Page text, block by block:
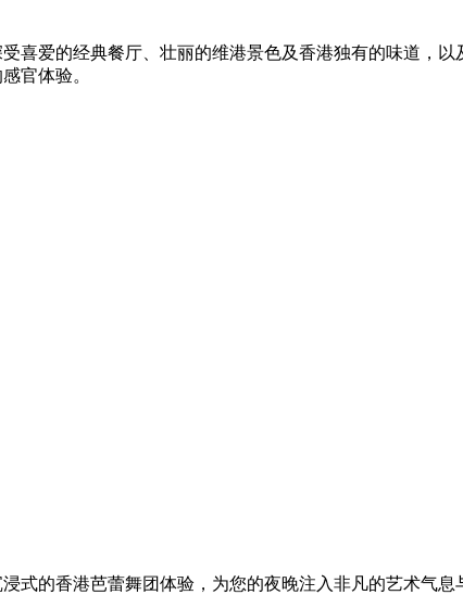
喜爱的经典餐厅、壮丽的维港景色及香港独有的味道，
官体验。
式的香港芭蕾舞团体验，为您的夜晚注入非凡的艺术气